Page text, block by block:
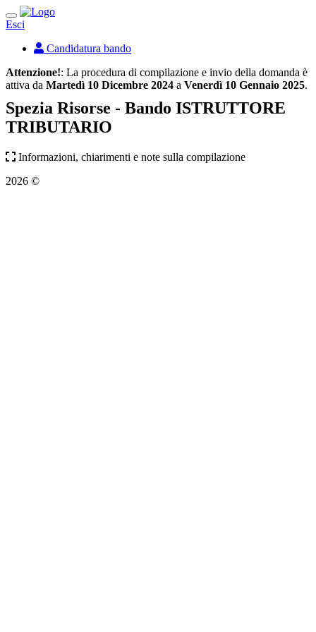
Toggle
navigation
Esci
Candidatura bando
Attenzione!: La procedura di compilazione e invio della domanda è
attiva da Martedì 10 Dicembre 2024 a Venerdì 10 Gennaio 2025.
Spezia Risorse - Bando ISTRUTTORE
TRIBUTARIO
Informazioni, chiarimenti e note sulla compilazione
2026 ©